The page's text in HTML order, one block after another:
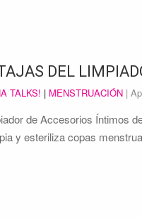
DEL
TALKS! | MENSTRUACIÓN |
de Accesorios Íntimos
y esteriliza copas